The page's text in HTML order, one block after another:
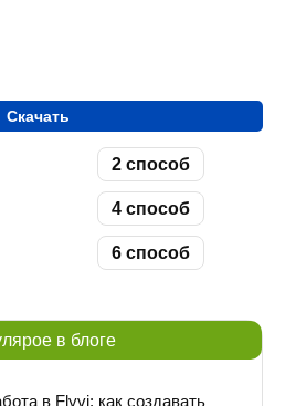
Скачать
2 способ
4 способ
6 способ
в блоге
в Flyvi: как создавать